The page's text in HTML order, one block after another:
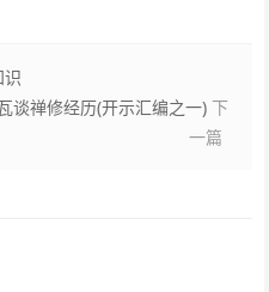
禅修经历(开示汇编之一) 下
一篇